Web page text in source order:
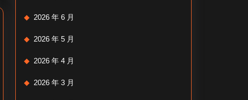
2026 年 6 月
2026 年 5 月
2026 年 4 月
2026 年 3 月